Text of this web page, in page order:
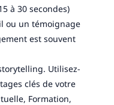
à 30 secondes)
ou un témoignage
est souvent
Utilisez-
clés de votre
Formation,